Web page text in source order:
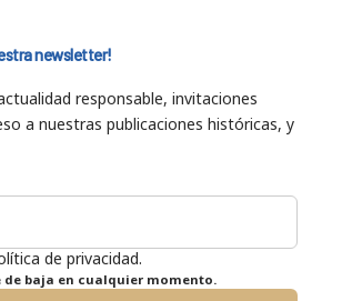
newsletter!
responsable, invitaciones
a nuestras publicaciones históricas, y
de privacidad.
de baja en cualquier momento.